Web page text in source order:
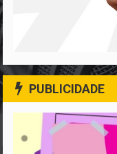
PUBLICIDADE